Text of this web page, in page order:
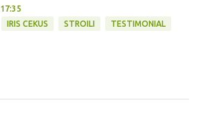
17:35
IRIS CEKUS STROILI TESTIMONIAL